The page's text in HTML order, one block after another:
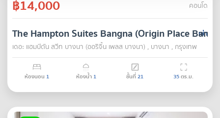
฿14,000 คอนโด
เช่า
The Hampton Suites Bangna (Origin Place
เดอะ แฮมป์ตัน สวีท บางนา (ออริจิ้น เพลส บางนา) , บางนา , กรุงเทพ
ห้องนอน 1 ห้องน้ำ 1 ชั้นที่21 35ตร.ม.